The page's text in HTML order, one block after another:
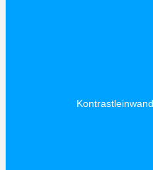
Kontrastleinwand